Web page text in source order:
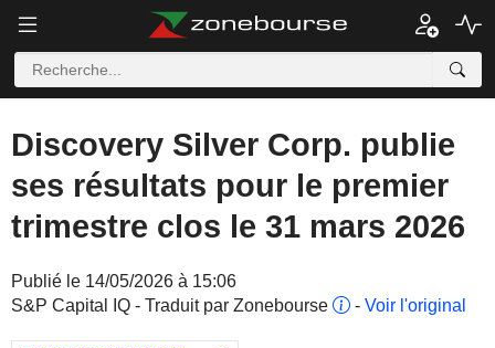
Discovery Silver Corp. publie
ses résultats pour le premier
trimestre clos le 31 mars 2026
Publié le 14/05/2026 à 15:06
S&P Capital IQ - Traduit par Zonebourse
- Voir l'original